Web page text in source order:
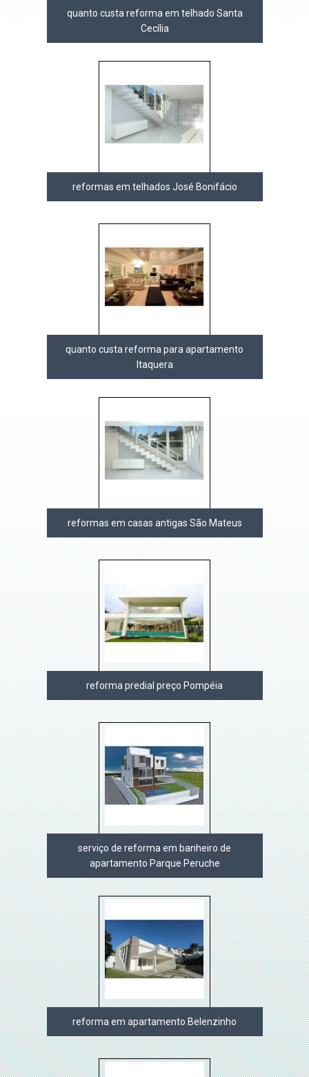
quanto custa reforma em telhado Santa
Cecília
reformas em telhados José Bonifácio
quanto custa reforma para apartamento
Itaquera
reformas em casas antigas São Mateus
reforma predial preço Pompéia
serviço de reforma em banheiro de
apartamento Parque Peruche
reforma em apartamento Belenzinho